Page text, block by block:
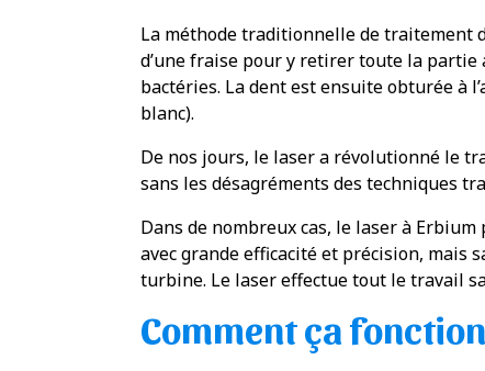
La méthode traditionnelle de traitement
d’une fraise pour y retirer toute la partie
bactéries. La dent est ensuite obturée à
blanc).
De nos jours, le laser a révolutionné le
sans les désagréments des techniques
Dans de nombreux cas, le laser à
avec grande efficacité et précision, mais
turbine. Le laser effectue tout le travail
Comment ça